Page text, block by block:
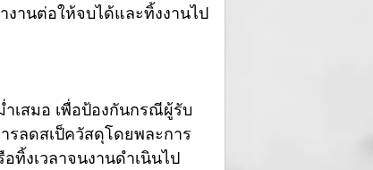
งานต่อให้จบได้และทิ้งงานไป
ำเสมอ เพื่อป้องกันกรณีผู้รับ
รลดสเป็ควัสดุโดยพละการ
ทิ้งเวลาจนงานดำเนินไป